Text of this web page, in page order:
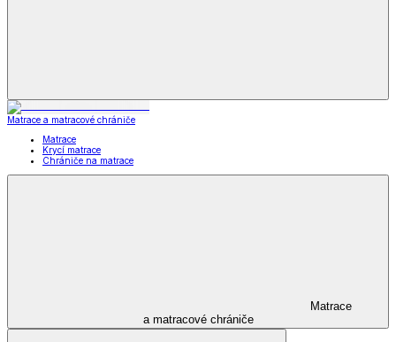
Matrace a matracové chrániče
Matrace
Krycí matrace
Chrániče na matrace
Matrace
a matracové chrániče